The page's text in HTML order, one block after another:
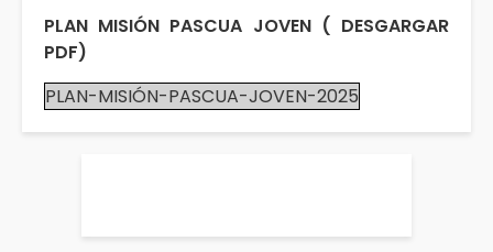
PLAN MISIÓN PASCUA JOVEN ( DESGARGAR
PDF)
PLAN-MISIÓN-PASCUA-JOVEN-2025